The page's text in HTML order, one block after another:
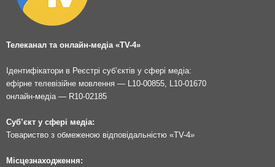
Телеканал та онлайн-медіа «TV-4»
Ідентифікатори в Реєстрі суб’єктів у сфері медіа:
ефірне телевізійне мовлення — L10-00855, L10-01670
онлайн-медіа — R10-02185
Суб’єкт у сфері медіа:
Товариство з обмеженою відповідальністю «TV-4»
Місцезнаходження: